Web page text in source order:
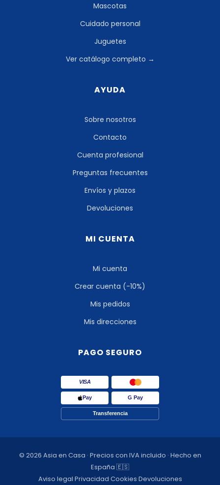
Mascotas
Cuidado personal
Juguetes
Ver catálogo completo →
AYUDA
Sobre nosotros
Contacto
Cuenta profesional
Preguntas frecuentes
Envíos y plazos
Devoluciones
MI CUENTA
Mi cuenta
Crear cuenta (-10%)
Mis pedidos
Mis direcciones
PAGO SEGURO
VISA
Pay G Pay
Transferencia
© 2026 Asia en Casa · Precios con IVA incluido · Hecho en
España 🇪🇸
Aviso legal·Privacidad·Cookies·Devoluciones